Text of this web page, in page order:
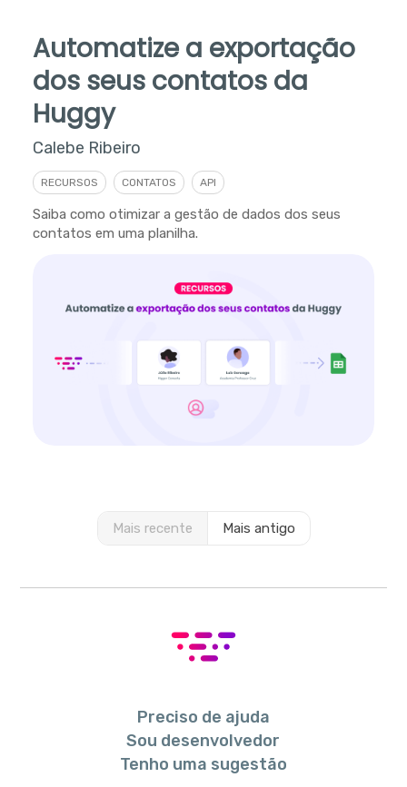
Automatize a exportação
dos seus contatos da
Huggy
Calebe Ribeiro
RECURSOS CONTATOS API
Saiba como otimizar a gestão de dados dos seus
contatos em uma planilha.
Mais recente Mais antigo
Preciso de ajuda
Sou desenvolvedor
Tenho uma sugestão